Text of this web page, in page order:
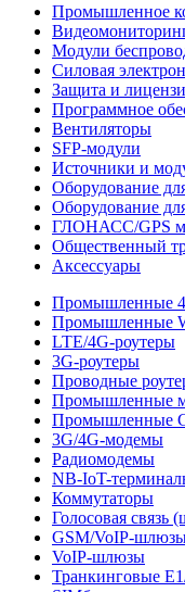
Промышленное
Модули
Силовая
Защита и
Программное
Вентиляторы
SFP-модули
Источники и
Оборудование
Оборудование
ГЛОНАСС/GPS
Общественный
Аксессуары
Промышленные
Промышленные
LTE/4G-роутеры
3G-роутеры
Проводные
Промышленные
Промышленные
3G/4G-модемы
Радиомодемы
NB-IoT-
Коммутаторы
Голосовая связь
GSM/VoIP-
VoIP-шлюзы
Транкинговые